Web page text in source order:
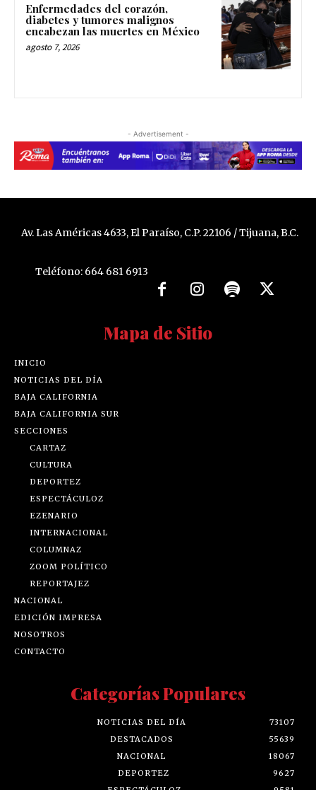
Enfermedades del corazón,
diabetes y tumores malignos
encabezan las muertes en México
agosto 7, 2026
- Advertisement -
Av. Las Américas 4633, El Paraíso, C.P. 22106 / Tijuana, B.C.
Teléfono: 664 681 6913
Mapa de Sitio
INICIO
NOTICIAS DEL DÍA
BAJA CALIFORNIA
BAJA CALIFORNIA SUR
SECCIONES
CARTAZ
CULTURA
DEPORTEZ
ESPECTÁCULOZ
EZENARIO
INTERNACIONAL
COLUMNAZ
ZOOM POLÍTICO
REPORTAJEZ
NACIONAL
EDICIÓN IMPRESA
NOSOTROS
CONTACTO
Categorías Populares
NOTICIAS DEL DÍA
73107
DESTACADOS
55639
NACIONAL
18067
DEPORTEZ
9627